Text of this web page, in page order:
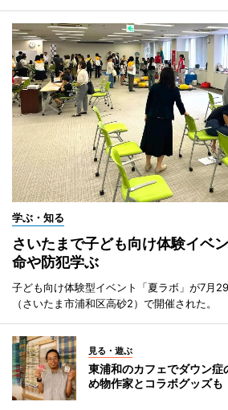
学ぶ・知る
さいたまで子ども向け体験イベ
命や防犯学ぶ
子ども向け体験型イベント「夏ラボ」が7月
（さいたま市浦和区高砂2）で開催された。
見る・遊ぶ
東浦和のカフェでダウン
め物作家とコラボグッズも